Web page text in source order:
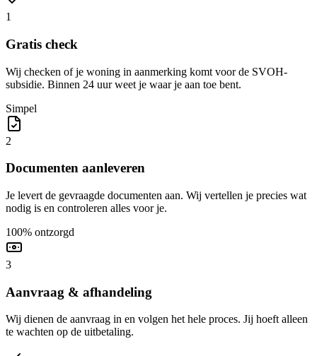
1
Gratis check
Wij checken of je woning in aanmerking komt voor de SVOH-
subsidie. Binnen 24 uur weet je waar je aan toe bent.
Simpel
2
Documenten aanleveren
Je levert de gevraagde documenten aan. Wij vertellen je precies wat
nodig is en controleren alles voor je.
100% ontzorgd
3
Aanvraag & afhandeling
Wij dienen de aanvraag in en volgen het hele proces. Jij hoeft alleen
te wachten op de uitbetaling.